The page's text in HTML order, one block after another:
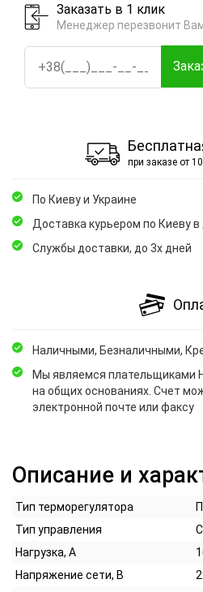
Заказать в 1 клик
Менеджер перезвонит
при заказе от
По Киеву и Украине
Доставка курьером по Киеву в
Службы доставки, до 3х дней
Наличными, Безналичными,
Мы являемся плательщиками
на общих основаниях. Счет
электронной почте или факсу
Описание и
Тип терморегулятора
Тип управления
Нагрузка, А
Напряжение сети, В